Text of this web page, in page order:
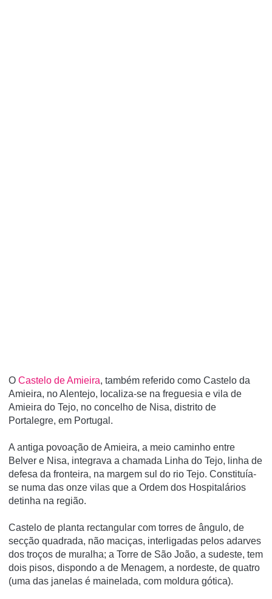
O Castelo de Amieira, também referido como Castelo da
Amieira, no Alentejo, localiza-se na freguesia e vila de
Amieira do Tejo, no concelho de Nisa, distrito de
Portalegre, em Portugal.
A antiga povoação de Amieira, a meio caminho entre
Belver e Nisa, integrava a chamada Linha do Tejo, linha de
defesa da fronteira, na margem sul do rio Tejo. Constituí­a-
se numa das onze vilas que a Ordem dos Hospitalários
detinha na região.
Castelo de planta rectangular com torres de ângulo, de
secção quadrada, não maciças, interligadas pelos adarves
dos troços de muralha; a Torre de São João, a sudeste, tem
dois pisos, dispondo a de Menagem, a nordeste, de quatro
(uma das janelas é mainelada, com moldura gótica).